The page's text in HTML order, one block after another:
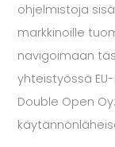
ohjelmistoja
markkinoille
navigoimaan
yhteistyössä
Double Open